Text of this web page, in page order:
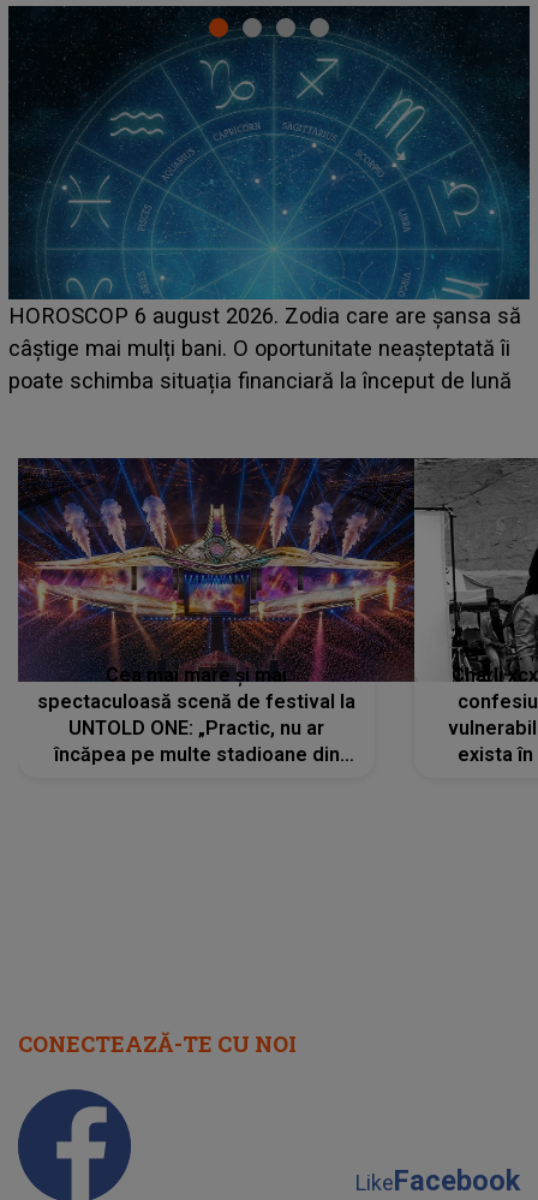
LINE-UP UNTOLD ONE, prima zi. Cine sunt artiștii
care deschid festivalul și de la ce ore au loc cele mai
așteptate concerte pe scena principală?
Cea mai mare și mai
spectaculoasă scenă de festival la
UNTOLD ONE: „Practic, nu ar
încăpea pe multe stadioane din
Charli
exista
CONECTEAZĂ-TE CU NOI
LikeFacebook